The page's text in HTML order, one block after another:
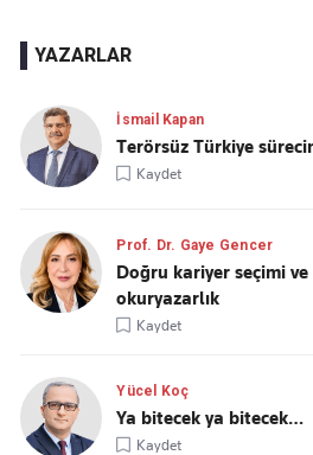
YAZARLAR
İsmail Kapan
Terörsüz Türkiye
Kaydet
Prof. Dr. Gaye Gencer
Doğru kariyer seçimi
okuryazarlık
Kaydet
Yücel Koç
Ya bitecek ya bitecek…
Kaydet